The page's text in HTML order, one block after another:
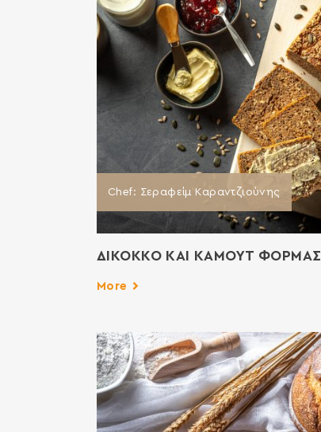
Chef: Σεραφείμ Καραντζιούνης
ΔΙΚΟΚΚΟ ΚΑΙ ΚΑΜΟΥΤ ΦΟΡΜΑΣ
More